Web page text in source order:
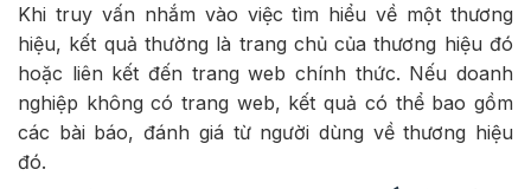
Khi truy vấn nhắm vào việc tìm hiểu về một thương
hiệu, kết quả thường là trang chủ của thương hiệu đó
hoặc liên kết đến trang web chính thức. Nếu doanh
nghiệp không có trang web, kết quả có thể bao gồm
các bài báo, đánh giá từ người dùng về thương hiệu
đó.